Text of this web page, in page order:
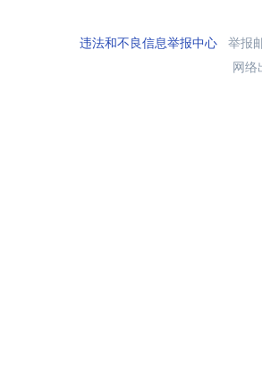
违法和不良信息举报中心举报
网